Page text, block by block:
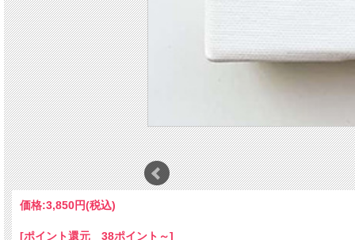
価格:3,850円(税込)
[ポイント還元 38ポイント～]